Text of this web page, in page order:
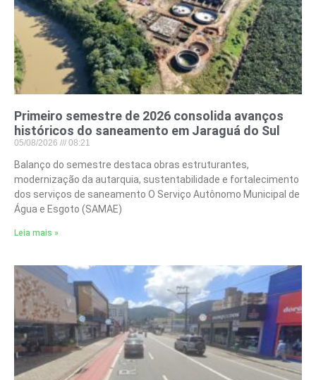
Primeiro semestre de 2026 consolida avanços
históricos do saneamento em Jaraguá do Sul
05/08/2026 08:21
Balanço do semestre destaca obras estruturantes,
modernização da autarquia, sustentabilidade e fortalecimento
dos serviços de saneamento O Serviço Autônomo Municipal de
Água e Esgoto (SAMAE)
Leia mais »